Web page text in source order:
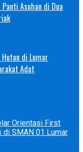
Asuhan di Dua
di Lumar
Adat
Orientasi First
SMAN 01 Lumar